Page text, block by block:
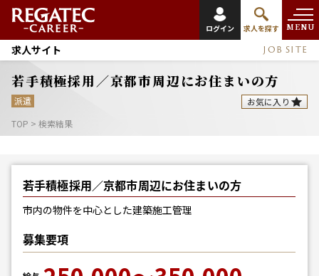
ログイン 求人を探す MENU
求人サイト JOB SITE
若手積極採用／京都市周辺にお住まいの方
派遣
お気に入り
TOP > 検索結果
若手積極採用／京都市周辺にお住まいの方
市内の物件を中心とした建築施工管理
募集要項